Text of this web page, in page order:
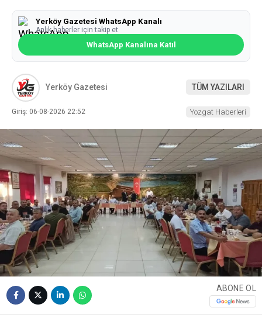
Yerköy Gazetesi WhatsApp Kanalı
Anlık haberler için takip et
WhatsApp Kanalına Katıl
Yerköy Gazetesi TÜM YAZILARI
Giriş: 06-08-2026 22:52 Yozgat Haberleri
ABONE OL